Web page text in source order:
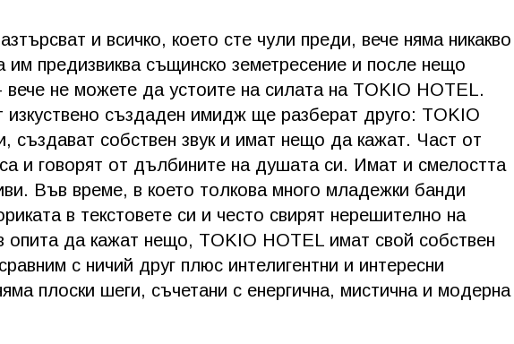
и всичко, което сте чули преди, вече няма никакво
им предизвиква същинско земетресение и после нещо
вече не можете да устоите на силата на TOKIO HOTEL.
изкуствено създаден имидж ще разберат друго: TOKIO
създават собствен звук и имат нещо да кажат. Част от
и говорят от дълбините на душата си. Имат и смелостта
Във време, в което толкова много младежки банди
в текстовете си и често свирят нерешително на
опита да кажат нещо, TOKIO HOTEL имат свой собствен
с ничий друг плюс интелигентни и интересни
плоски шеги, съчетани с енергична, мистична и модерна